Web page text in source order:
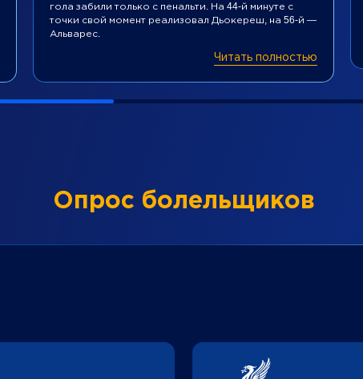
гола забили только с пенальти. На 44-й минуте с
точки свой момент реализовал Дьокереш, на 56-й —
Альварес.
Читать полностью
Опрос болельщиков